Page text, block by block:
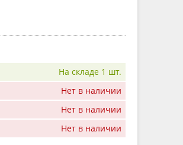
На складе 1 шт.
Нет в наличии
Нет в наличии
Нет в наличии